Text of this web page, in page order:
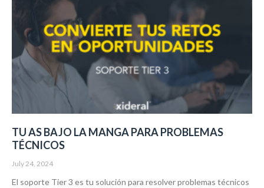
TU AS BAJO LA MANGA PARA PROBLEMAS
TÉCNICOS
July 24, 2024
El soporte Tier 3 es tu solución para resolver problemas técnicos